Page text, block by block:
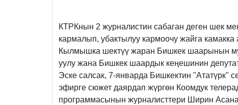
КТРКнын 2 журналистин сабаган деген шек
кармалып, убактылуу кармоочу жайга
Кылмышка шектүү жаран Бишкек шаарынын
уулу жана Бишкек шаардык кеңешинин
Эске салсак, 7-январда Бишкектин
эфирге сюжет даярдап жүргөн Коомдук
программасынын журналисттери Ширин